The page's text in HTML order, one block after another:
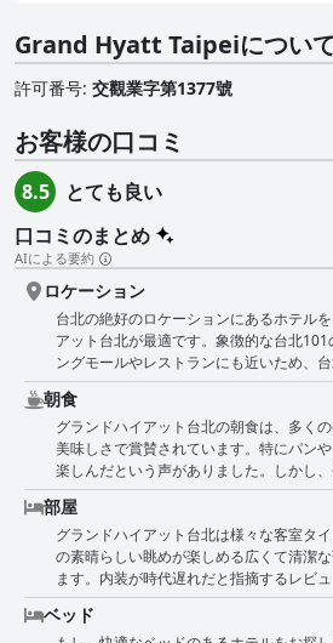
Grand Hyatt Taipeiについ
許可番号: 交觀業字第1377號
お客様の口コミ
8.5
とても良い
口コミのまとめ
AIによる要約
ロケーション
台北の絶好のロケーションにあるホテル
アット台北が最適です。象徴的な台北
ングモールやレストランにも近いため、
す。MRTへのアクセスも徒歩圏内で、他
単です。ホテルは観光スポットにも近く、
スエコタワーも徒歩圏内です。桃園空港
ルに直接停車します。ロケーションが非
め、多くのゲストがさまざまな場所に簡
ます。雨の日には、無料の傘が重宝され
ョンに加え、ホテルの豪華なロビーや素敵
れています。全体として、グランドハイ
最大の強みの1つであり、台北での冒険に
朝食
グランドハイアット台北の朝食は、多く
美味しさで賞賛されています。特にパン
楽しんだという声がありました。しかし
ーの選択肢、朝食の時間が1時間しかな
もありました。それにもかかわらず、全体
ビュッフェ式の朝食は必食であり、高品
しい選択肢であると述べています。
部屋
グランドハイアット台北は様々な客室タ
の素晴らしい眺めが楽しめる広くて清潔
ます。内装が時代遅れだと指摘するレビ
ッドと手入れの行き届いた設備を絶賛す
もまた、近くのアトラクションへのアクセ
ベッド